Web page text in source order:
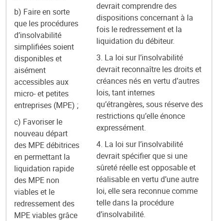
b) Faire en sorte
que les procédures
d’insolvabilité
simplifiées soient
disponibles et
aisément
accessibles aux
micro- et petites
entreprises (MPE) ;
c) Favoriser le
nouveau départ
des MPE débitrices
en permettant la
liquidation rapide
des MPE non
viables et le
redressement des
MPE viables grâce
devrait comprendre des
dispositions concernant à la
fois le redressement et la
liquidation du débiteur.
3. La loi sur l’insolvabilité
devrait reconnaître les droits et
créances nés en vertu d’autres
lois, tant internes
qu’étrangères, sous réserve des
restrictions qu’elle énonce
expressément.
4. La loi sur l’insolvabilité
devrait spécifier que si une
sûreté réelle est opposable et
réalisable en vertu d’une autre
loi, elle sera reconnue comme
telle dans la procédure
d’insolvabilité.